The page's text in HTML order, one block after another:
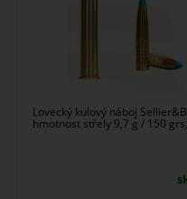
Lovecký kulový náboj
hmotnost střely 9,7 g / 150